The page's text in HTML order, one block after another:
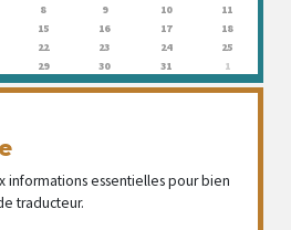
8 9 10
11
15 16 17
18
22 23 24
25
29 30 31 1
informations essentielles pour bien
traducteur.